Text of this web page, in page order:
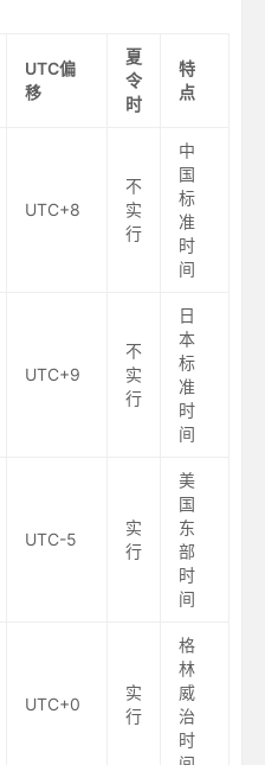
UTC偏
移
夏
令
时
特
点
UTC+8
不
实
行
中
国
标
准
时
间
UTC+9
不
实
行
日
本
标
准
时
间
UTC-5
实
行
美
国
东
部
时
间
UTC+0
实
行
格
林
威
治
时